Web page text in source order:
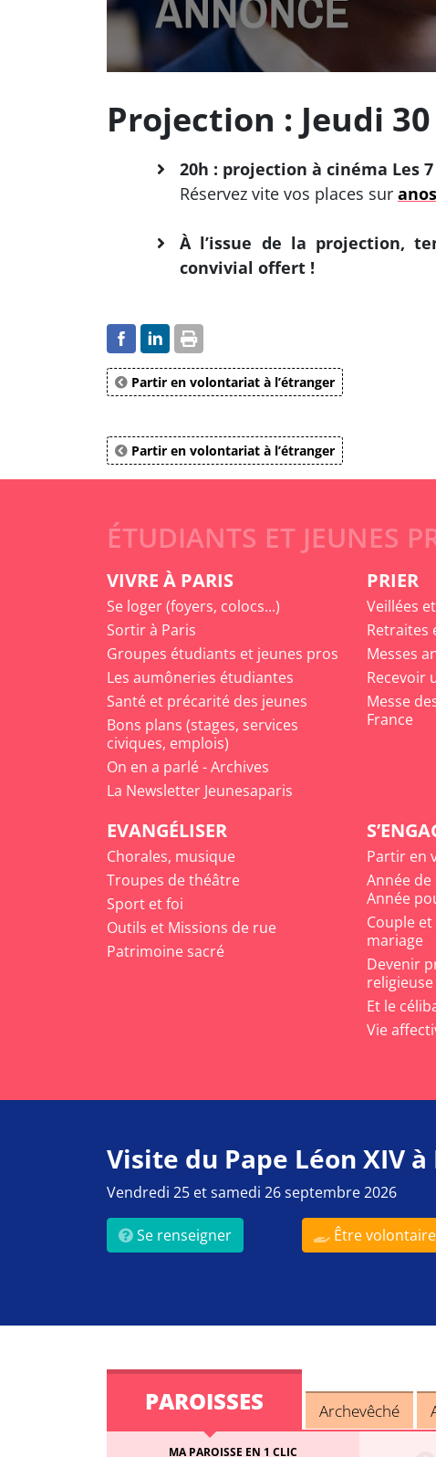
Projection : Jeudi
20h : projection à cinéma Les
Réservez vite vos places sur
À l’issue de la projection,
convivial offert !
Partir en volontariat à l’étranger
Partir en volontariat à l’étranger
ÉTUDIANTS ET JEUNES
VIVRE À PARIS
Se loger (foyers, colocs...)
Sortir à Paris
Groupes étudiants et jeunes pros
Les aumôneries étudiantes
Santé et précarité des jeunes
Bons plans (stages, services
civiques, emplois)
On en a parlé - Archives
La Newsletter Jeunesaparis
PRIER
Veillées
Retraites
Messes
Recevoir
Messe
France
EVANGÉLISER
Chorales, musique
Troupes de théâtre
Sport et foi
Outils et Missions de rue
Patrimoine sacré
Partir en
Année de
Année
Couple
mariage
Devenir
religieuse
Et le
Vie
Visite du Pape Léon XIV à
Vendredi 25 et samedi 26 septembre 2026
Se renseigner Être volontaire
PAROISSES Archevêché
MA PAROISSE EN 1 CLIC